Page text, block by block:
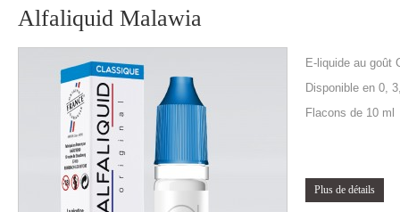
Alfaliquid Malawia
E-liquide au goût
Disponible en 0,
Flacons de 10 ml
Plus de détails